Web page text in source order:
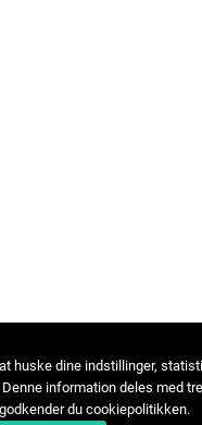
huske dine indstillinger,
information deles med
du cookiepolitikken.